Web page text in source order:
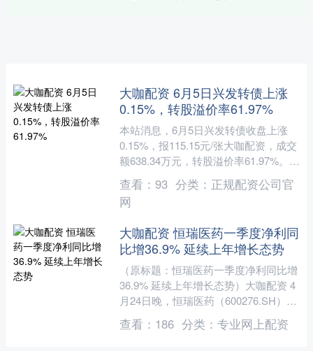
大咖配资 6月5日兴发转债上涨
0.15%，转股溢价率61.97%
本站消息，6月5日兴发转债收盘上涨
0.15%，报115.15元/张大咖配资，成交
额638.34万元，转股溢价率61.97%。
资料显示，兴发转债信用级别为“AA....
查看： 93 分类： 正规配资公司官
网
大咖配资 恒瑞医药一季度净利同
比增36.9% 延续上年增长态势
（原标题：恒瑞医药一季度净利同比增
36.9% 延续上年增长态势）大咖配资 4
月24日晚，恒瑞医药（600276.SH）发
布了2025年第一季度的业绩，营收增长
超....
查看： 186 分类： 专业网上配资